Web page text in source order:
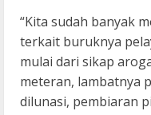
“Kita sudah banyak
terkait buruknya
mulai dari sikap
meteran, lambatnya
dilunasi, pembiaran